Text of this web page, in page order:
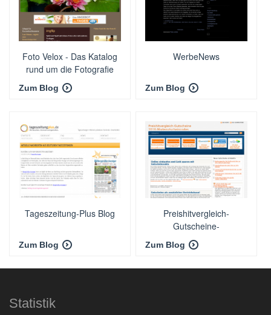
Foto Velox - Das Katalog
rund um die Fotografie
Zum Blog
WerbeNews
Zum Blog
Tageszeitung-Plus Blog
Zum Blog
Preishitvergleich-
Gutscheine-
Gutscheincodes
Zum Blog
Statistik